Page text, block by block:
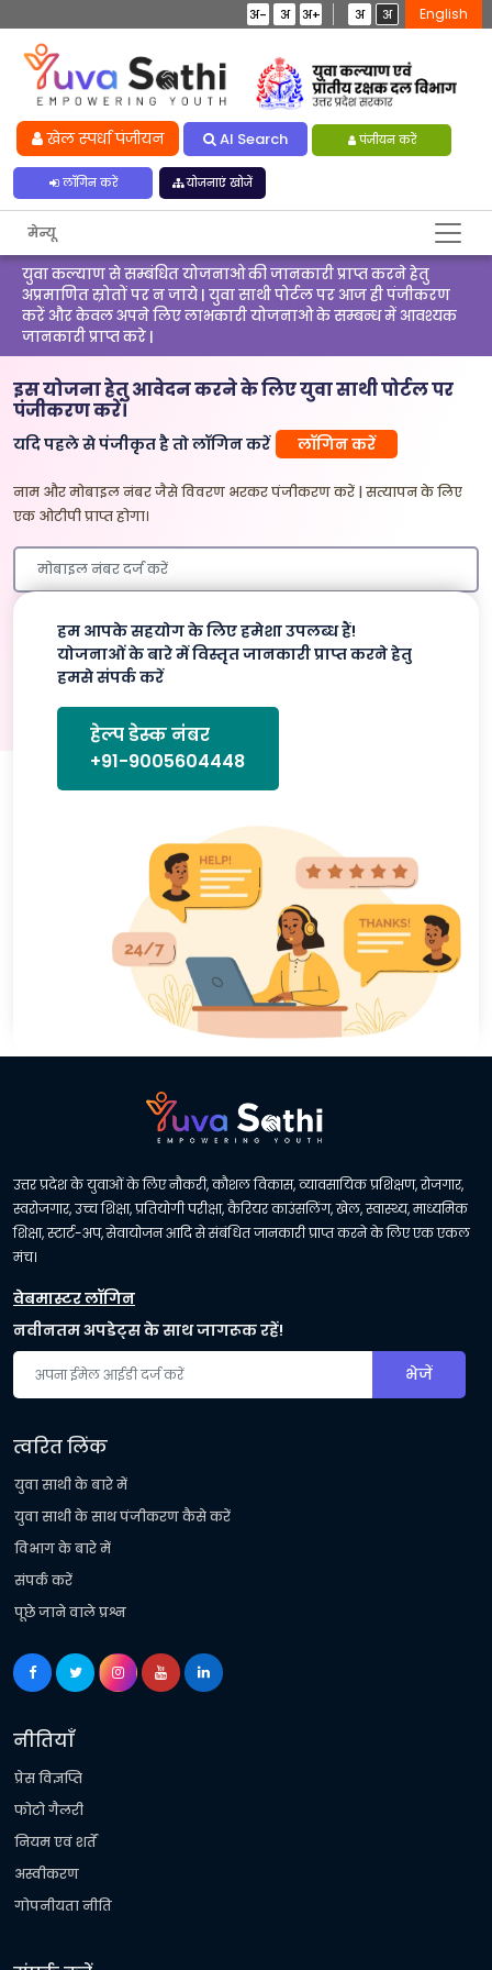
अ- अ अ+ अ अ English
खेल स्पर्धा पंजीयन AI Search पंजीयन करें
लॉगिन करें योजनाएं खोजें
मेन्यू
युवा कल्याण से सम्बंधित योजनाओ की जानकारी प्राप्त करने हेतु
अप्रमाणित स्रोतों पर न जाये | युवा साथी पोर्टल पर आज ही पंजीकरण
करें और केवल अपने लिए लाभकारी योजनाओ के सम्बन्ध में आवश्यक
जानकारी प्राप्त करे |
इस योजना हेतु आवेदन करने के लिए युवा साथी पोर्टल पर
पंजीकरण करें।
यदि पहले से पंजीकृत है तो लॉगिन करें लॉगिन करें
नाम और मोबाइल नंबर जैसे विवरण भरकर पंजीकरण करें | सत्यापन के लिए
एक ओटीपी प्राप्त होगा।
प्रमाणित करे
हम आपके सहयोग के लिए हमेशा उपलब्ध हैं!
योजनाओं के बारे में विस्तृत जानकारी प्राप्त करने हेतु
हमसे संपर्क करें
हेल्प डेस्क नंबर
+91-9005604448
उत्तर प्रदेश के युवाओं के लिए नौकरी, कौशल विकास, व्यावसायिक प्रशिक्षण, रोजगार,
स्वरोजगार, उच्च शिक्षा, प्रतियोगी परीक्षा, कैरियर काउंसलिंग, खेल, स्वास्थ्य, माध्यमिक
शिक्षा, स्टार्ट-अप, सेवायोजन आदि से संबंधित जानकारी प्राप्त करने के लिए एक एकल
मंच।
वेबमास्टर लॉगिन
नवीनतम अपडेट्स के साथ जागरूक रहें!
भेजें
त्वरित लिंक
युवा साथी के बारे में
युवा साथी के साथ पंजीकरण कैसे करें
विभाग के बारे में
संपर्क करें
पूछे जाने वाले प्रश्न
नीतियाँ
प्रेस विज्ञप्ति
फोटो गैलरी
नियम एवं शर्तें
अस्वीकरण
गोपनीयता नीति